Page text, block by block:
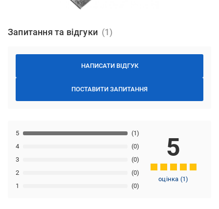
Запитання та відгуки
НАПИСАТИ ВІДГУК
ПОСТАВИТИ ЗАПИТАННЯ
1 (0)
2 (0)
3 (0)
4 (0)
5 (1)
5
оцінка (1)